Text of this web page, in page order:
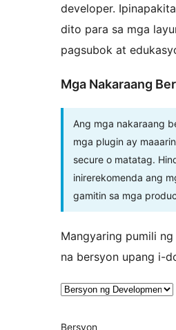
developer.
dito para sa mga
pagsubok at
Mga Nakaraang
Ang mga nakaraang
mga plugin ay
secure o matatag.
inirerekomenda ang
gamitin sa mga
Mangyaring pumili
na bersyon upang i-
Meta
Bersyon